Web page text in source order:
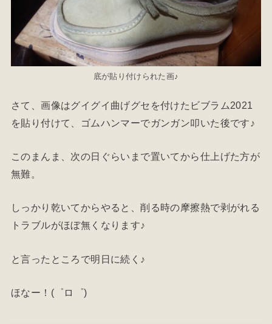
底が貼り付けられた画♪
さて、画像はグイグイ曲げグセを付けたビブラム2021
を貼り付けて、ゴムハンマーでガンガン叩いた後です♪
このまんま、次の日ぐらいまで置いてから仕上げた方が
無難。
しっかり乾いてからやると、削る時の摩擦熱で剥がれる
トラブルがほぼ無くなります♪
と言ったところで明日に続く♪
ほなー！(゜ロ゜)